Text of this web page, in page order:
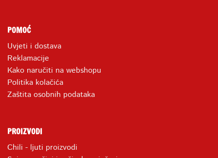
POMOĆ
Uvjeti i dostava
Reklamacije
Kako naručiti na webshopu
Politika kolačića
Zaštita osobnih podataka
PROIZVODI
Chili - ljuti proizvodi